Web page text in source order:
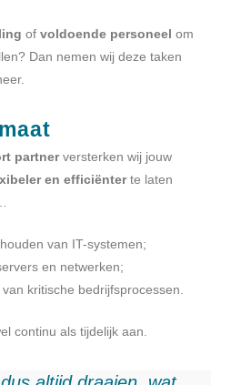
ofvoldoende personeel om
Dan nemen wij deze taken
partnerversterken wij jouw
en efficiënterte laten
van IT-systemen;
en netwerken;
kritische bedrijfsprocessen.
continu als tijdelijk aan.